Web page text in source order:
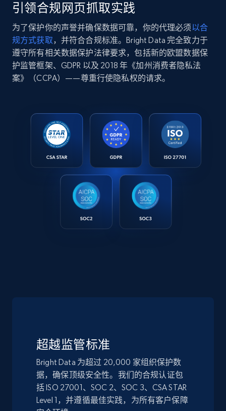
引领合规网页抓取实践
为了保护你的声誉并确保数据可靠，你的代理必须以合
规方式获取，并符合合规标准。Bright Data 完全致力于
遵守所有相关数据保护法律要求，包括新的欧盟数据保
护监管框架、GDPR 以及 2018 年《加州消费者隐私法
案》（CCPA）——尊重行使隐私权的请求。
超越监管标准
Bright Data 为超过 20,000 家组织保护数
据，确保顶级安全性。我们的合规认证包
括 ISO 27001、SOC 2、SOC 3、CSA STAR
Level 1，并遵循最佳实践，为所有客户保障